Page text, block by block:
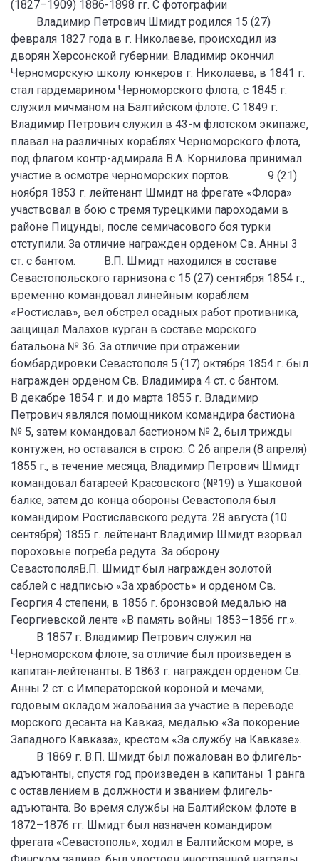
(1827–1909) 1886-1898 гг. С фотографии
Владимир Петрович Шмидт родился 15 (27)
февраля 1827 года в г. Николаеве, происходил из
дворян Херсонской губернии. Владимир окончил
Черноморскую школу юнкеров г. Николаева, в 1841 г.
стал гардемарином Черноморского флота, с 1845 г.
служил мичманом на Балтийском флоте. С 1849 г.
Владимир Петрович служил в 43-м флотском экипаже,
плавал на различных кораблях Черноморского флота,
под флагом контр-адмирала В.А. Корнилова принимал
участие в осмотре черноморских портов. 9 (21)
ноября 1853 г. лейтенант Шмидт на фрегате «Флора»
участвовал в бою с тремя турецкими пароходами в
районе Пицунды, после семичасового боя турки
отступили. За отличие награжден орденом Св. Анны 3
ст. с бантом. В.П. Шмидт находился в составе
Севастопольского гарнизона с 15 (27) сентября 1854 г.,
временно командовал линейным кораблем
«Ростислав», вел обстрел осадных работ противника,
защищал Малахов курган в составе морского
батальона № 36. За отличие при отражении
бомбардировки Севастополя 5 (17) октября 1854 г. был
награжден орденом Св. Владимира 4 ст. с бантом.
В декабре 1854 г. и до марта 1855 г. Владимир
Петрович являлся помощником командира бастиона
№ 5, затем командовал бастионом № 2, был трижды
контужен, но оставался в строю. С 26 апреля (8 апреля)
1855 г., в течение месяца, Владимир Петрович Шмидт
командовал батареей Красовского (№19) в Ушаковой
балке, затем до конца обороны Севастополя был
командиром Ростиславского редута. 28 августа (10
сентября) 1855 г. лейтенант Владимир Шмидт взорвал
пороховые погреба редута. За оборону
СевастополяВ.П. Шмидт был награжден золотой
саблей с надписью «За храбрость» и орденом Св.
Георгия 4 степени, в 1856 г. бронзовой медалью на
Георгиевской ленте «В память войны 1853–1856 гг.».
В 1857 г. Владимир Петрович служил на
Черноморском флоте, за отличие был произведен в
капитан-лейтенанты. В 1863 г. награжден орденом Св.
Анны 2 ст. с Императорской короной и мечами,
годовым окладом жалования за участие в переводе
морского десанта на Кавказ, медалью «За покорение
Западного Кавказа», крестом «За службу на Кавказе».
В 1869 г. В.П. Шмидт был пожалован во флигель-
адъютанты, спустя год произведен в капитаны 1 ранга
с оставлением в должности и званием флигель-
адъютанта. Во время службы на Балтийском флоте в
1872–1876 гг. Шмидт был назначен командиром
фрегата «Севастополь», ходил в Балтийском море, в